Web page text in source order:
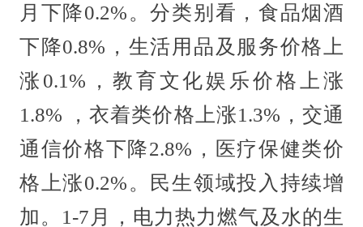
月下降0.2%。分类别看，食品烟酒
下降0.8%，生活用品及服务价格上
涨0.1%，教育文化娱乐价格上涨
1.8% ，衣着类价格上涨1.3%，交通
通信价格下降2.8%，医疗保健类价
格上涨0.2%。民生领域投入持续增
加。1-7月，电力热力燃气及水的生